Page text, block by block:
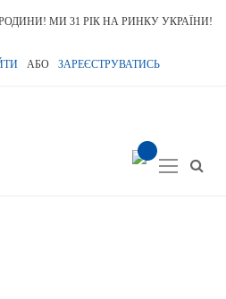
РОДИНИ! МИ 31 РІК НА РИНКУ УКРАЇНИ!
АБО ЗАРЕЄСТРУВАТИСЬ
Nav
item(s) -